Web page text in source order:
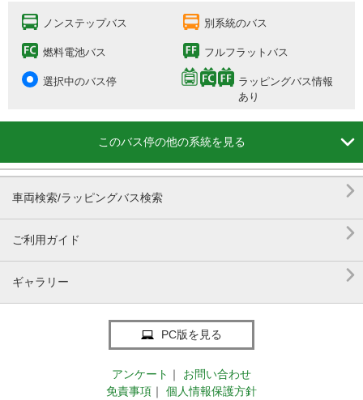
ノンステップバス 別系統のバス
燃料電池バス フルフラットバス
選択中のバス停
ラッピングバス情報
あり
このバス停の他の系統を見る 
車両検索/ラッピングバス検索 
ご利用ガイド 
ギャラリー 
PC版を見る
アンケート ｜
お問い合わせ
免責事項 ｜ 個人情報保護方針